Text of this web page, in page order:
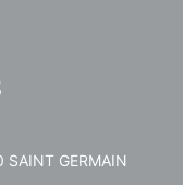
GERMAIN